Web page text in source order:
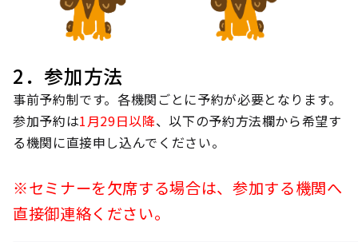
2．参加方法
事前予約制です。各機関ごとに予約が必要となります。
参加予約は1月29日以降、以下の予約方法欄から希望す
る機関に直接申し込んでください。
※セミナーを欠席する場合は、参加する機関へ
直接御連絡ください。